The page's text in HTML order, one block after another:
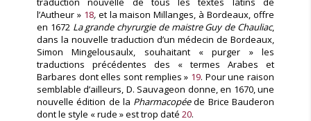
l’Autheur »18, et la maison Millanges, à Bordeaux, offre
en 1672 La grande chyrurgie de maistre Guy de Chauliac,
dans la nouvelle traduction d’un médecin de Bordeaux,
Simon Mingelousaulx, souhaitant « purger » les
traductions précédentes des « termes Arabes et
Barbares dont elles sont remplies » 19. Pour une raison
semblable d’ailleurs, D. Sauvageon donne, en 1670, une
nouvelle édition de la Pharmacopéede Brice Bauderon
dont le style « rude » est trop daté 20.